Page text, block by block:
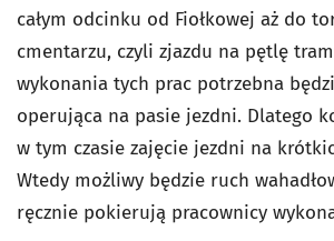
całym odcinku od Fiołkowej aż do
cmentarzu, czyli zjazdu na pętlę
wykonania tych prac potrzebna
operująca na pasie jezdni. Dlatego
w tym czasie zajęcie jezdni na
Wtedy możliwy będzie ruch
ręcznie pokierują pracownicy